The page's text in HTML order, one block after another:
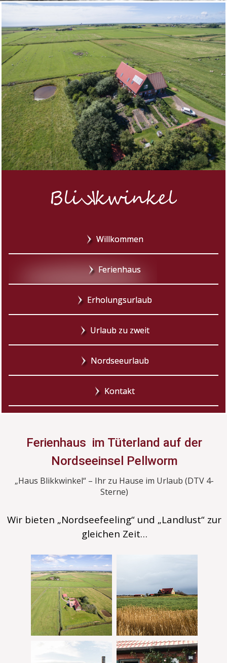
Willkommen
Ferienhaus
Erholungsurlaub
Urlaub zu zweit
Nordseeurlaub
Kontakt
Ferienhaus im Tüterland auf der
Nordseeinsel Pellworm
„Haus Blikkwinkel“ – Ihr zu Hause im Urlaub (DTV 4-
Sterne)
Wir bieten „Nordseefeeling“ und „Landlust“ zur
gleichen Zeit…